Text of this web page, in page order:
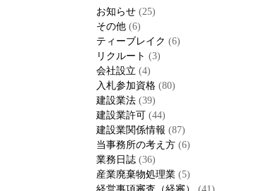
お知らせ (25)
その他 (6)
ティーブレイク (6)
リクルート (3)
会社設立 (4)
入札参加資格 (80)
建設業法 (39)
建設業許可 (44)
建設業関係情報 (87)
当事務所の考え方 (6)
業務日誌 (36)
産業廃棄物処理業 (5)